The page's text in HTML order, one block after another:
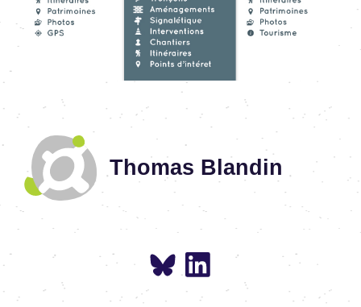
Thomas Blandin